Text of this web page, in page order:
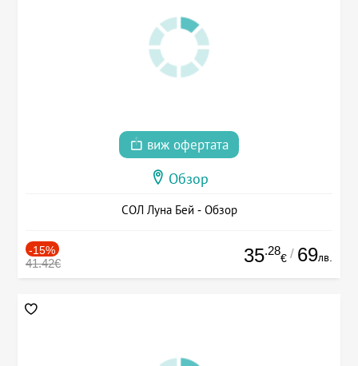
виж офертата
Обзор
СОЛ Луна Бей - Обзор
-15%
41.42€ 35.28
€ / 69лв.